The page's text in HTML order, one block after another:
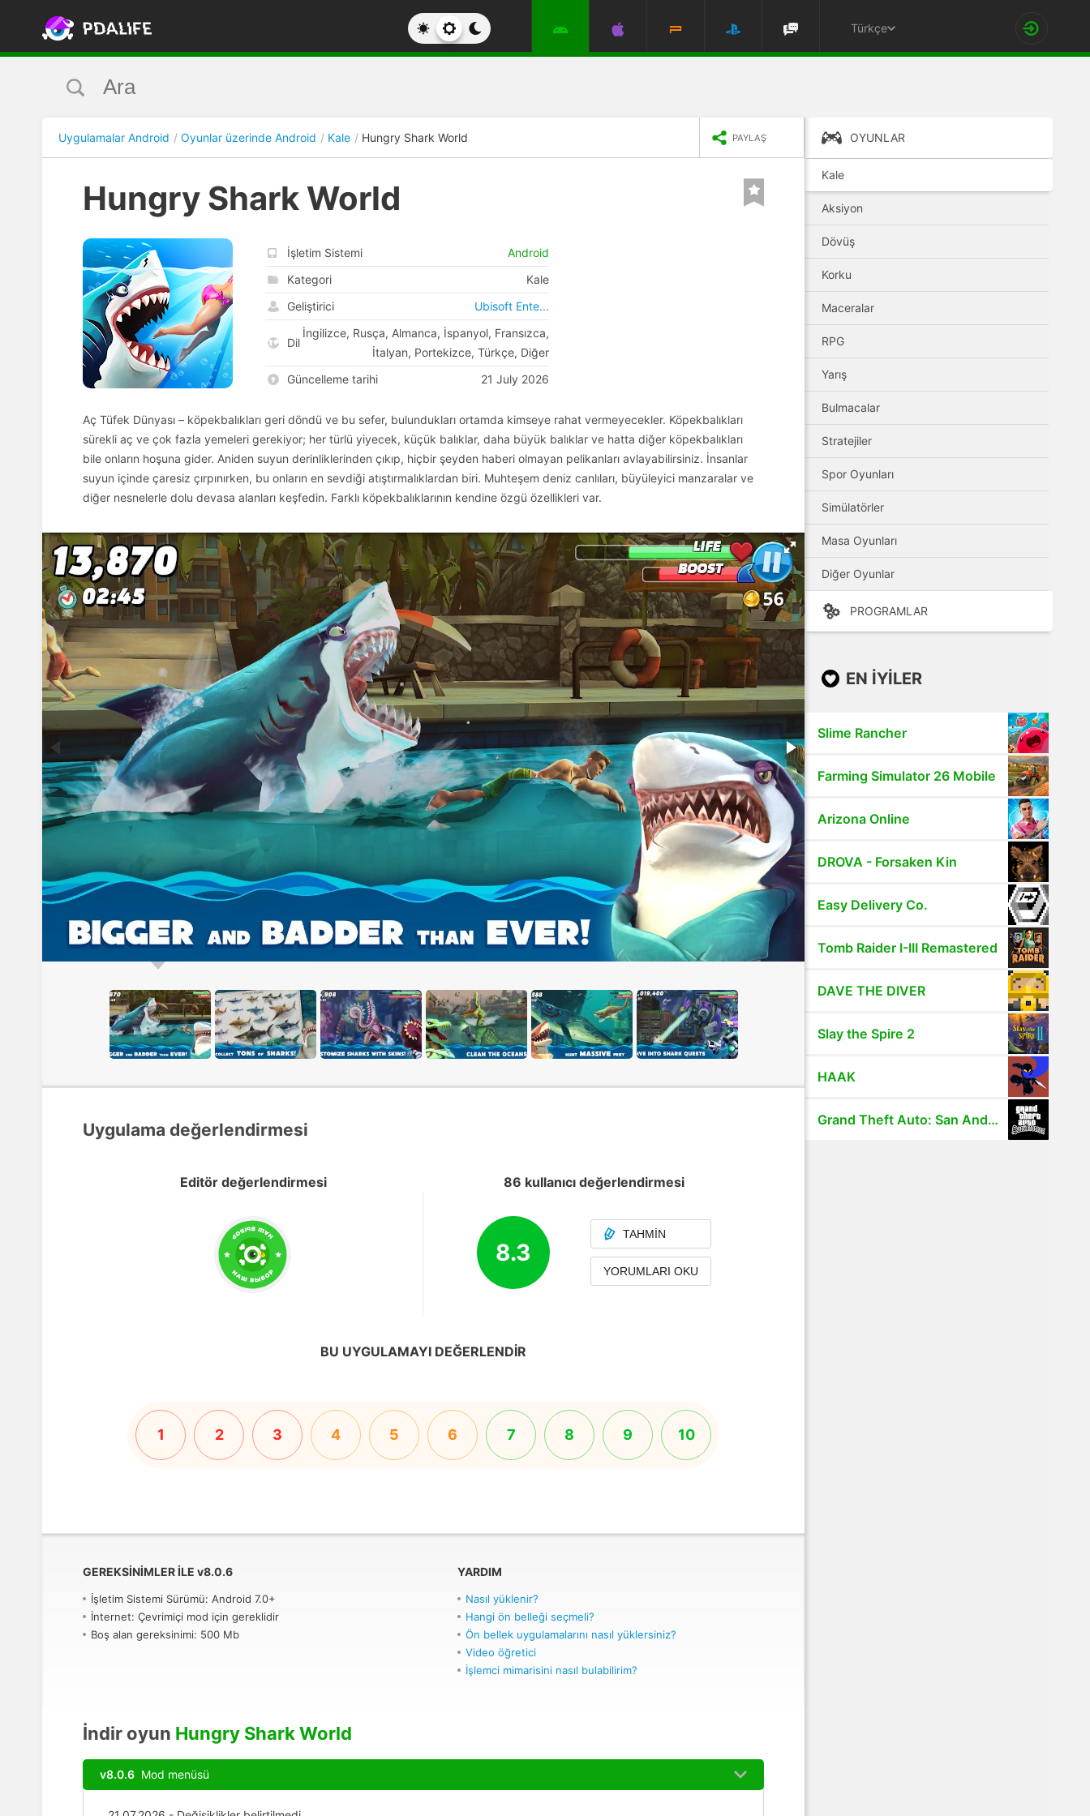
Türkçe
Uygulamalar Android Oyunlar üzerinde Android Kale Hungry Shark World PAYLAŞ
Hungry Shark World
İşletim Sistemi
Android
Kategori
Kale
Geliştirici
Ubisoft Ente...
Dil
İngilizce, Rusça, Almanca, İspanyol, Fransızca,
İtalyan, Portekizce, Türkçe, Diğer
Güncelleme tarihi
21 July 2026
Aç Tüfek Dünyası – köpekbalıkları geri döndü ve bu sefer, bulundukları ortamda kimseye rahat vermeyecekler. Köpekbalıkları
sürekli aç ve çok fazla yemeleri gerekiyor; her türlü yiyecek, küçük balıklar, daha büyük balıklar ve hatta diğer köpekbalıkları
bile onların hoşuna gider. Aniden suyun derinliklerinden çıkıp, hiçbir şeyden haberi olmayan pelikanları avlayabilirsiniz. İnsanlar
suyun içinde çaresiz çırpınırken, bu onların en sevdiği atıştırmalıklardan biri. Muhteşem deniz canlıları, büyüleyici manzaralar ve
diğer nesnelerle dolu devasa alanları keşfedin. Farklı köpekbalıklarının kendine özgü özellikleri var.
Uygulama değerlendirmesi
Editör değerlendirmesi 86 kullanıcı değerlendirmesi
8.3
TAHMIN
YORUMLARI OKU
BU UYGULAMAYI DEĞERLENDIR
1 2 3 4 5 6 7 8 9 10
GEREKSINIMLER ILE v8.0.6
İşletim Sistemi Sürümü: Android 7.0+
İnternet: Çevrimiçi mod için gereklidir
Boş alan gereksinimi: 500 Mb
YARDIM
Nasıl yüklenir?
Hangi ön belleği seçmeli?
Ön bellek uygulamalarını nasıl yüklersiniz?
Video öğretici
İşlemci mimarisini nasıl bulabilirim?
İndir oyun Hungry Shark World
v8.0.6 Mod menüsü
OYUNLAR
Kale
Aksiyon
Dövüş
Korku
Maceralar
RPG
Yarış
Bulmacalar
Stratejiler
Spor Oyunları
Simülatörler
Masa Oyunları
Diğer Oyunlar
PROGRAMLAR
EN IYILER
Slime Rancher
Farming Simulator 26 Mobile
Arizona Online
DROVA - Forsaken Kin
Easy Delivery Co.
Tomb Raider I-III Remastered
DAVE THE DIVER
Slay the Spire 2
HAAK
Grand Theft Auto: San Andreas